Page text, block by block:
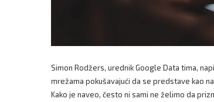
Simon Rodžers, urednik Google Data tima,
mrežama pokušavajući da se predstave kao
Kako je naveo, često ni sami ne želimo da